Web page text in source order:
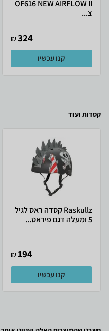
OF616 NEW AIRFLOW II
צ...
324
₪
קנו עכשיו
קסדות ועוד
Raskullz קסדה ראס לגיל
5 ומעלה דגם פיראט...
194
₪
קנו עכשיו